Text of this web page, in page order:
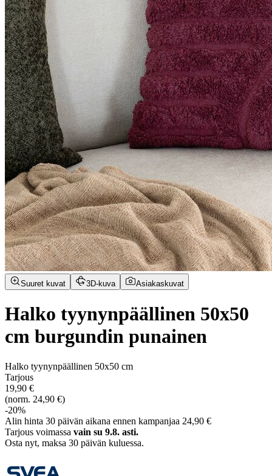
Suuret kuvat 3D-kuva Asiakaskuvat
Halko tyynynpäällinen 50x50
cm burgundin punainen
Halko tyynynpäällinen 50x50 cm
Tarjous
19,90 €
(norm. 24,90 €)
-20%
Alin hinta 30 päivän aikana ennen kampanjaa 24,90 €
Tarjous voimassa vain su 9.8. asti.
Osta nyt, ­maksa 30 päivän kuluessa.